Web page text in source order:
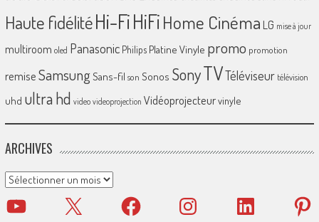
Haute fidélitéHi-FiHiFiHome Cinéma LG mise à jour
multiroom oled Panasonic Philips Platine Vinyle promo promotion
remiseSamsungSans-fil son Sonos SonyTVTéléviseur télévision
uhd ultra hd video videoprojection Vidéoprojecteurvinyle
ARCHIVES
Archives
YouTube X Facebook Instagram LinkedIn